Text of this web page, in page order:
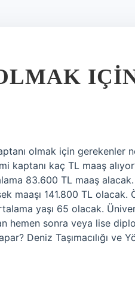
olmak için gerekenler
kaptanı kaç TL maaş
83.600 TL maaş alacak.
maaşı 141.800 TL olacak.
yaşı 65 olacak.
hemen sonra veya lise
Deniz Taşımacılığı ve